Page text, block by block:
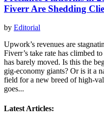
Fiverr Are Shedding
by Editorial
Upwork’s revenues are
Fiverr’s take rate has climbed
has barely moved. Is this the
gig‑economy giants? Or is it a
field for a new breed of
goes...
Latest Articles: